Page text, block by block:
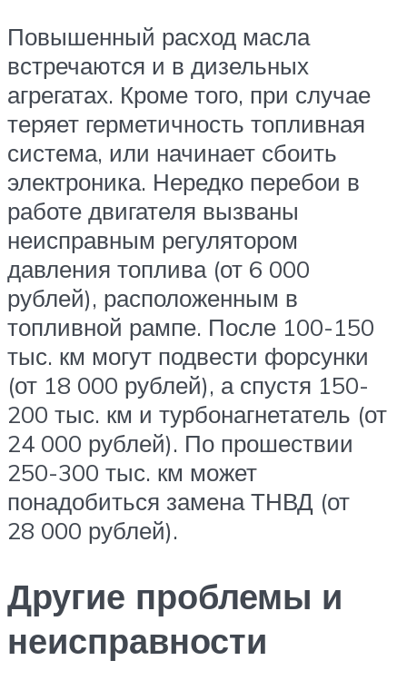
Повышенный расход масла
встречаются и в дизельных
агрегатах. Кроме того, при случае
теряет герметичность топливная
система, или начинает сбоить
электроника. Нередко перебои в
работе двигателя вызваны
неисправным регулятором
давления топлива (от 6 000
рублей), расположенным в
топливной рампе. После 100-150
тыс. км могут подвести форсунки
(от 18 000 рублей), а спустя 150-
200 тыс. км и турбонагнетатель (от
24 000 рублей). По прошествии
250-300 тыс. км может
понадобиться замена ТНВД (от
28 000 рублей).
Другие проблемы и
неисправности